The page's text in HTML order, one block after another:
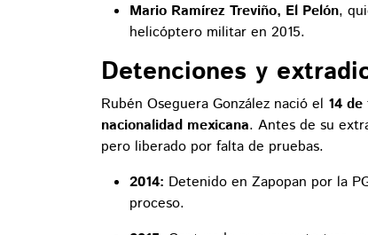
Mario Ramírez Treviño, El Pelón,
helicóptero militar en 2015.
Detenciones y
Rubén Oseguera González nació el 14
nacionalidad mexicana. Antes de su
pero liberado por falta de pruebas.
2014: Detenido en Zapopan por la
proceso.